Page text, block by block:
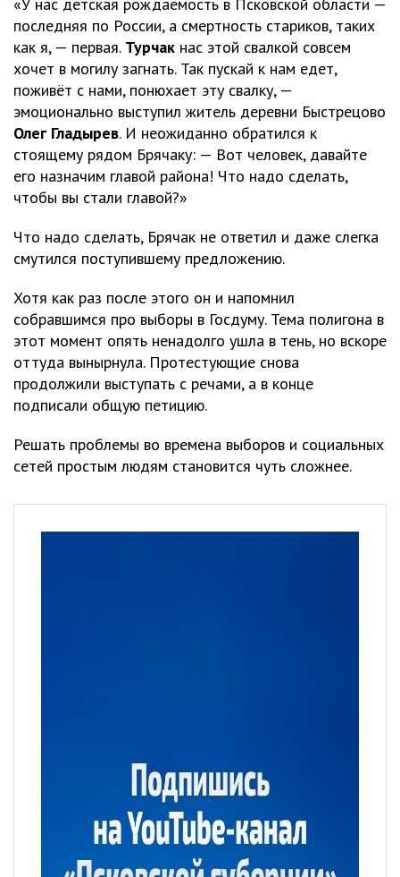
«У нас детская рождаемость в Псковской области —
последняя по России, а смертность стариков, таких
как я, — первая. Турчак нас этой свалкой совсем
хочет в могилу загнать. Так пускай к нам едет,
поживёт с нами, понюхает эту свалку, —
эмоционально выступил житель деревни Быстрецово
Олег Гладырев. И неожиданно обратился к
стоящему рядом Брячаку: — Вот человек, давайте
его назначим главой района! Что надо сделать,
чтобы вы стали главой?»
Что надо сделать, Брячак не ответил и даже слегка
смутился поступившему предложению.
Хотя как раз после этого он и напомнил
собравшимся про выборы в Госдуму. Тема полигона в
этот момент опять ненадолго ушла в тень, но вскоре
оттуда вынырнула. Протестующие снова
продолжили выступать с речами, а в конце
подписали общую петицию.
Решать проблемы во времена выборов и социальных
сетей простым людям становится чуть сложнее.